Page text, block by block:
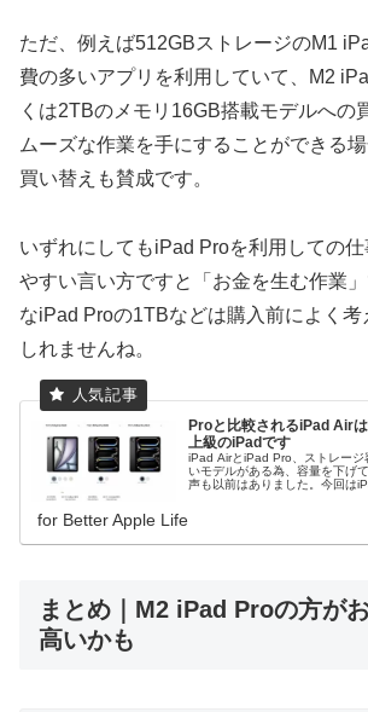
ただ、例えば512GBストレージのM1
費の多いアプリを利用していて、M2
くは2TBのメモリ16GB搭載モデルへの
ムーズな作業を手にすることができる
買い替えも賛成です。
いずれにしてもiPad Proを利用しての仕
やすい言い方ですと「お金を生む作業
なiPad Proの1TBなどは購入前によく考
しれませんね。
Proと比較されるiPad Air
上級のiPadです
iPad AirとiPad Pro、ストレージ
いモデルがある為、容量を下げ
声も以前はありました。今回は
for Better Apple Life
まとめ｜M2 iPad Proの方が
高いかも